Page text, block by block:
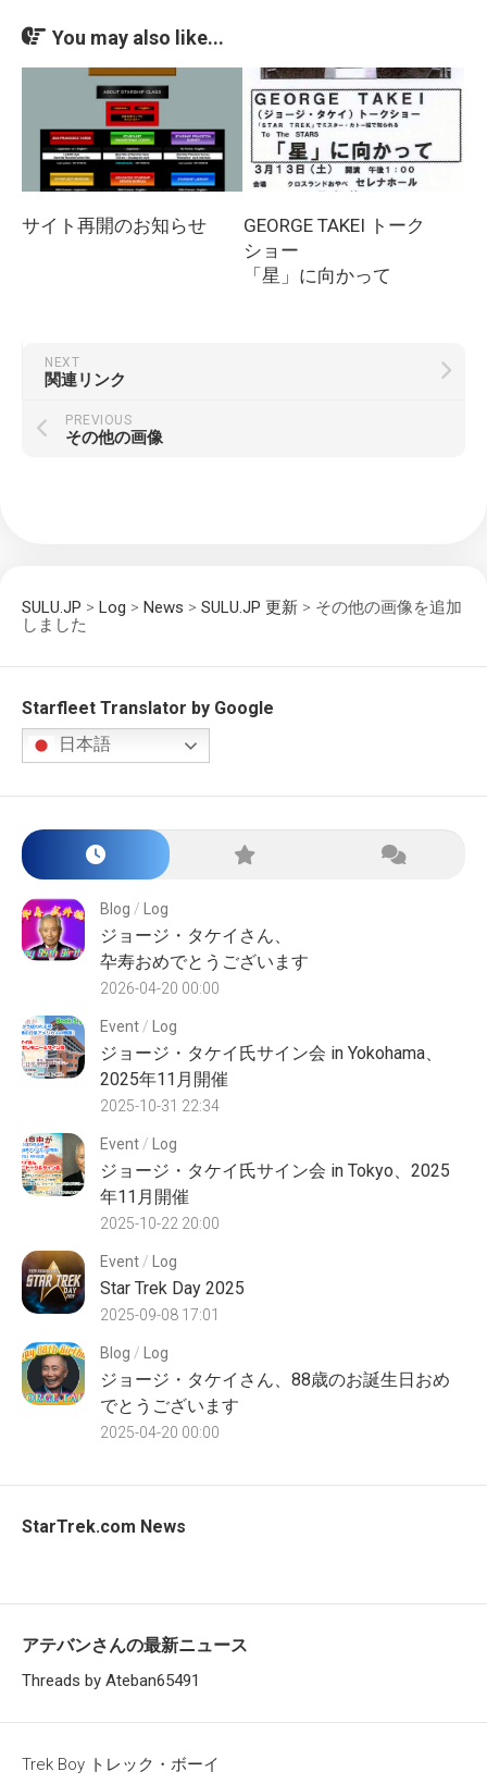
You may also like...
サイト再開のお知らせ
GEORGE TAKEI トーク
ショー
「星」に向かって
NEXT
関連リンク
PREVIOUS
その他の画像
SULU.JP > Log > News > SULU.JP 更新 > その他の画像を追加
しました
Starfleet Translator by Google
日本語
Blog / Log
ジョージ・タケイさん、
卆寿おめでとうございます
2026-04-20 00:00
Event/ Log
ジョージ・タケイ氏サイン会 in Yokohama、
2025年11月開催
2025-10-31 22:34
Event/ Log
ジョージ・タケイ氏サイン会 in Tokyo、2025
年11月開催
2025-10-22 20:00
Event/ Log
Star Trek Day 2025
2025-09-08 17:01
Blog / Log
ジョージ・タケイさん、88歳のお誕生日おめ
でとうございます
2025-04-20 00:00
StarTrek.com News
アテバンさんの最新ニュース
Threads by Ateban65491
Trek Boy トレック・ボーイ